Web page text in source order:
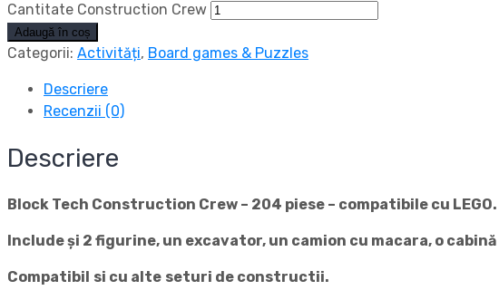
Cantitate Construction Crew
Adaugă în coș
Categorii: Activități, Board games & Puzzles
Descriere
Recenzii (0)
Descriere
Block Tech Construction Crew – 204 piese – compatibile cu LEGO.
Includeși 2 figurine, un excavator, un camion cu macara, o cabină
Compatibil si cu alte seturi de constructii.